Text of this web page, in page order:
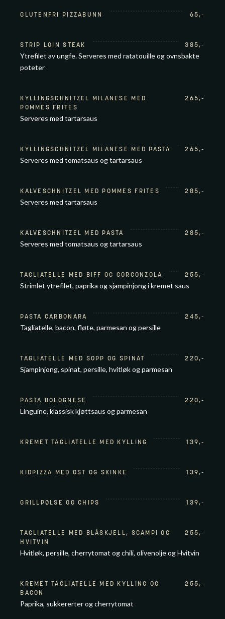
GLUTENFRI PIZZABUNN 65,-
STRIP LOIN STEAK 385,-
Ytrefilet av ungfe. Serveres med ratatouille og ovnsbakte
poteter
KYLLINGSCHNITZEL MILANESE MED
POMMES FRITES
265,-
Serveres med tartarsaus
KYLLINGSCHNITZEL MILANESE MED PASTA 265,-
Serveres med tomatsaus og tartarsaus
KALVESCHNITZEL MED POMMES FRITES 285,-
Serveres med tartarsaus
KALVESCHNITZEL MED PASTA 285,-
Serveres med tomatsaus og tartarsaus
TAGLIATELLE MED BIFF OG GORGONZOLA 255,-
Strimlet ytrefilet, paprika og sjampinjong i kremet saus
PASTA CARBONARA 245,-
Tagliatelle, bacon, fløte, parmesan og persille
TAGLIATELLE MED SOPP OG SPINAT 220,-
Sjampinjong, spinat, persille, hvitløk og parmesan
PASTA BOLOGNESE 220,-
Linguine, klassisk kjøttsaus og parmesan
KREMET TAGLIATELLE MED KYLLING 139,-
KIDPIZZA MED OST OG SKINKE 139,-
GRILLPØLSE OG CHIPS 139,-
TAGLIATELLE MED BLÅSKJELL, SCAMPI OG
HVITVIN
255,-
Hvitløk, persille, cherrytomat og chili, olivenolje og Hvitvin
KREMET TAGLIATELLE MED KYLLING OG
BACON
255,-
Paprika, sukkererter og cherrytomat